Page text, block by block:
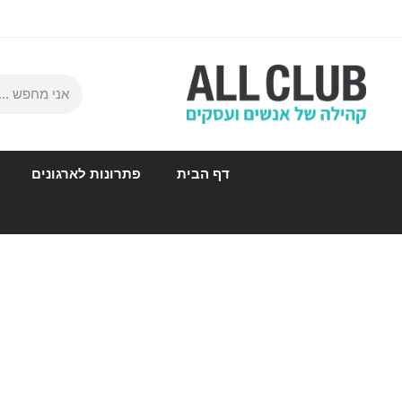
דף הבית פתרונות לארגונים